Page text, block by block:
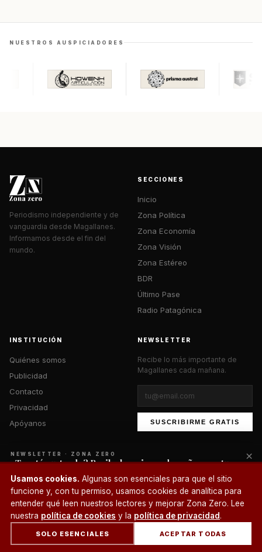
NUESTROS AUSPICIADORES
Periodismo independiente y de
vanguardia desde Magallanes.
Informamos desde el fin del
mundo.
SECCIONES
Inicio
Zona Política
Zona Economía
Zona Visión
Zona Estéreo
BDR
Último Pase
Radio Patagónica
INSTITUCIÓN
Quiénes somos
Publicidad
Contacto
Privacidad
Apóyanos
NEWSLETTER
Recibe lo más importante de
Magallanes cada mañana.
SUSCRIBIRME GRATIS
© 2026 Zona Zero Media. Todos los derechos reservados.
Usamos cookies. Algunas son esenciales para que el sitio
funcione y, con tu permiso, usamos cookies de analítica para
entender qué leen nuestros lectores y mejorar Zona Zero. Lee
nuestra política de cookies y la política de privacidad.
SOLO ESENCIALES ACEPTAR TODAS
¿Un café?
INICIO SECCIONES BUSCAR CUENTA
NEWSLETTER · ZONA ZERO
¿Te está gustando? Recibe lo mejor cada mañana en tu
correo.
SUSCRIBIRME
×